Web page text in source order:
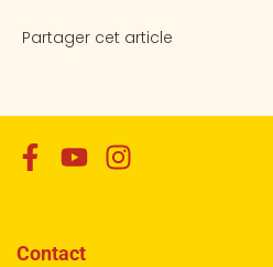
Partager cet article
Contact